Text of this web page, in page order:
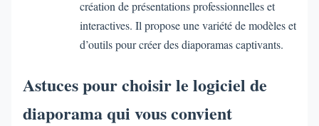
création de présentations professionnelles et
interactives. Il propose une variété de modèles et
d’outils pour créer des diaporamas captivants.
Astuces pour choisir le logiciel de
diaporama qui vous convient